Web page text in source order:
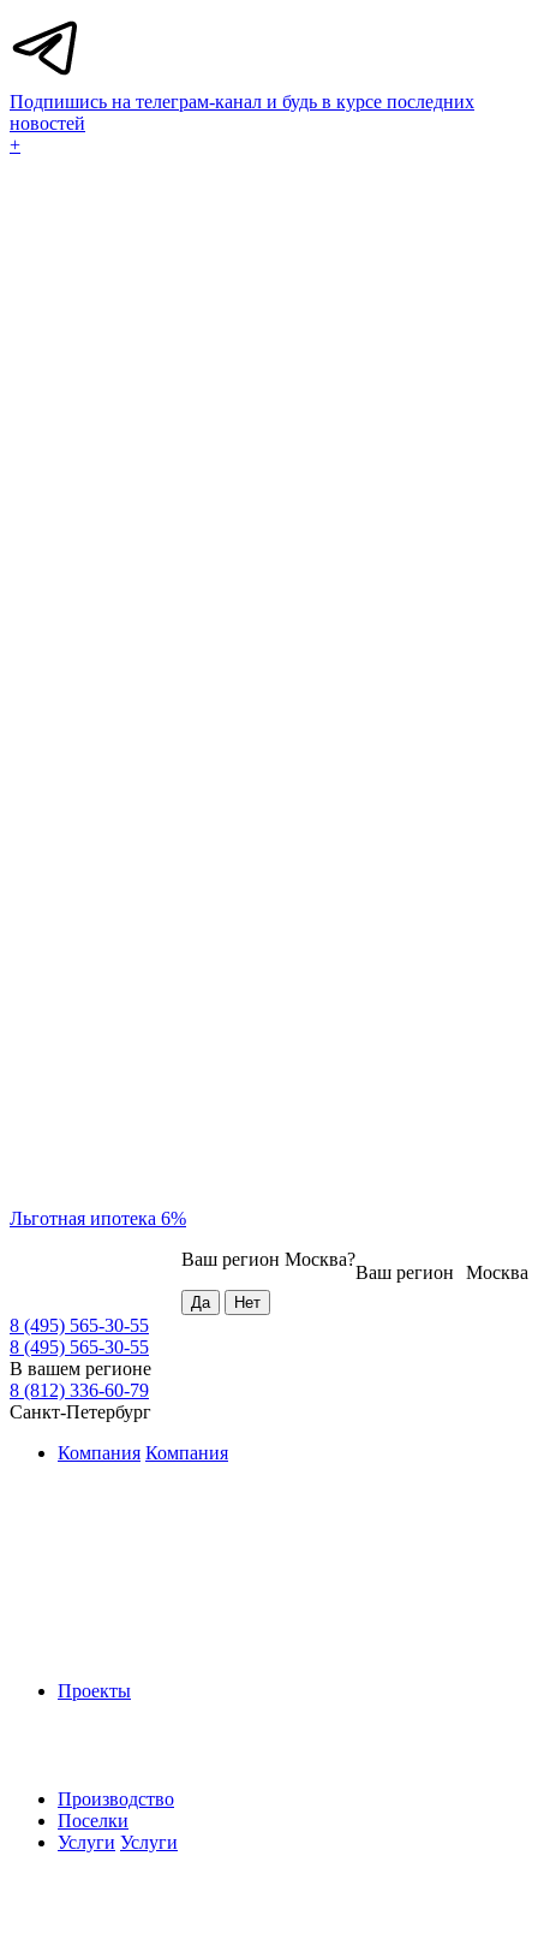
Подпишись на телеграм-канал и будь в курсе последних
новостей
+
Льготная ипотека 6%
Москва
Ваш регион
Ваш регион Москва?
8 (495) 565-30-55
8 (495) 565-30-55
В вашем регионе
8 (812) 336-60-79
Санкт-Петербург
Компания Компания
Проекты
Производство
Поселки
Услуги Услуги